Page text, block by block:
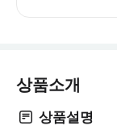
상품소개
상품설명